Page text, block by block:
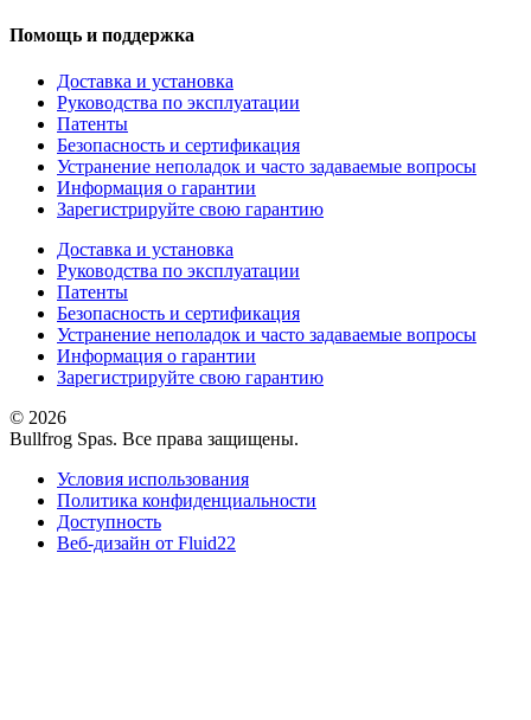
Помощь и поддержка
Доставка и установка
Руководства по эксплуатации
Патенты
Безопасность и сертификация
Устранение неполадок и часто задаваемые вопросы
Информация о гарантии
Зарегистрируйте свою гарантию
Доставка и установка
Руководства по эксплуатации
Патенты
Безопасность и сертификация
Устранение неполадок и часто задаваемые вопросы
Информация о гарантии
Зарегистрируйте свою гарантию
© 2026
Bullfrog Spas. Все права защищены.
Условия использования
Политика конфиденциальности
Доступность
Веб-дизайн от Fluid22